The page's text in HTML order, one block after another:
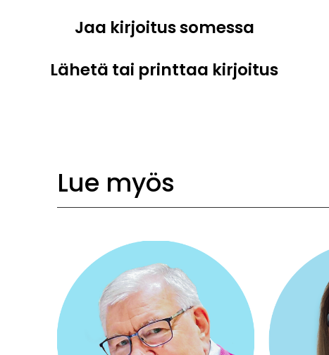
Jaa kirjoitus somessa
Lähetä tai printtaa kirjoitus
Lue myös